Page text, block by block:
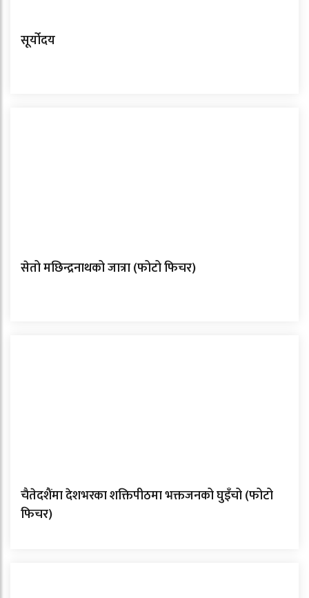
सूर्योदय
सेतो मछिन्द्रनाथको जात्रा (फोटो फिचर)
चैतेदशैंमा देशभरका शक्तिपीठमा भक्तजनको घुइँचो (फोटो
फिचर)